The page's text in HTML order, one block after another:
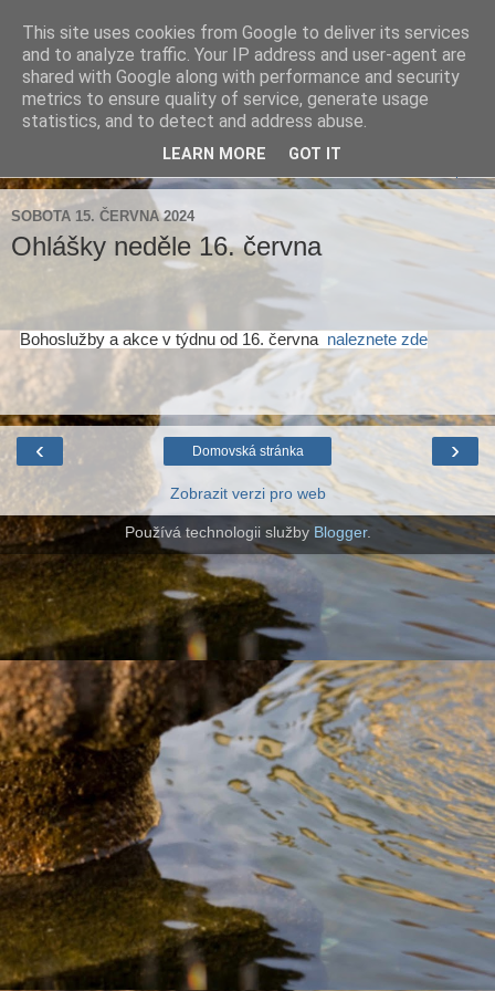
Farnost Brtnice
Aktuální informace pro farnosti Střížov a Brtnice
SOBOTA 15. ČERVNA 2024
Ohlášky neděle 16. června
Bohoslužby a akce v týdnu od 16. června naleznete zde
‹ ›
Domovská stránka
Zobrazit verzi pro web
Používá technologii služby Blogger.
This site uses cookies from Google to deliver its services
and to analyze traffic. Your IP address and user-agent are
shared with Google along with performance and security
metrics to ensure quality of service, generate usage
statistics, and to detect and address abuse.
LEARN MORE GOT IT